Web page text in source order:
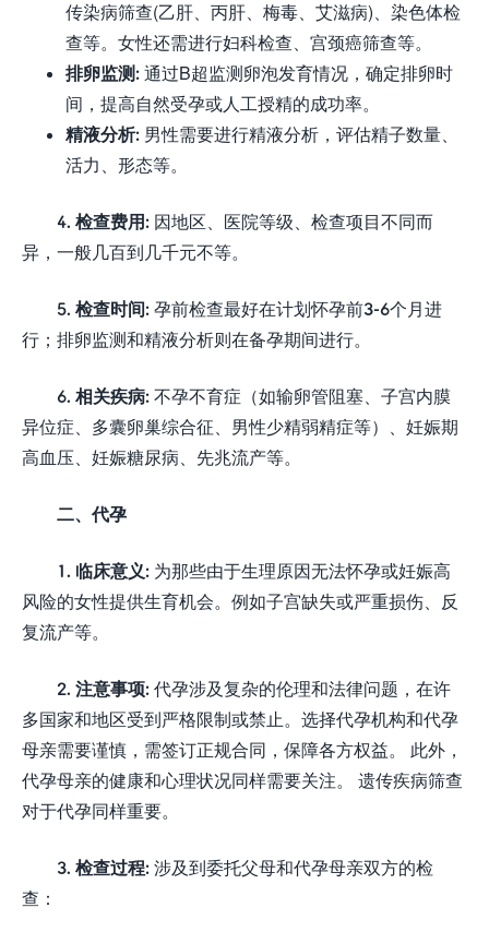
传染病筛查(乙肝、丙肝、梅毒、艾滋病)、染色体检
查等。女性还需进行妇科检查、宫颈癌筛查等。
排卵监测: 通过B超监测卵泡发育情况，确定排卵时
间，提高自然受孕或人工授精的成功率。
精液分析: 男性需要进行精液分析，评估精子数量、
活力、形态等。
4. 检查费用: 因地区、医院等级、检查项目不同而
异，一般几百到几千元不等。
5. 检查时间: 孕前检查最好在计划怀孕前3-6个月进
行；排卵监测和精液分析则在备孕期间进行。
6. 相关疾病: 不孕不育症（如输卵管阻塞、子宫内膜
异位症、多囊卵巢综合征、男性少精弱精症等）、妊娠期
高血压、妊娠糖尿病、先兆流产等。
二、代孕
1. 临床意义: 为那些由于生理原因无法怀孕或妊娠高
风险的女性提供生育机会。例如子宫缺失或严重损伤、反
复流产等。
2. 注意事项: 代孕涉及复杂的伦理和法律问题，在许
多国家和地区受到严格限制或禁止。选择代孕机构和代孕
母亲需要谨慎，需签订正规合同，保障各方权益。 此外，
代孕母亲的健康和心理状况同样需要关注。 遗传疾病筛查
对于代孕同样重要。
3. 检查过程: 涉及到委托父母和代孕母亲双方的检
查：